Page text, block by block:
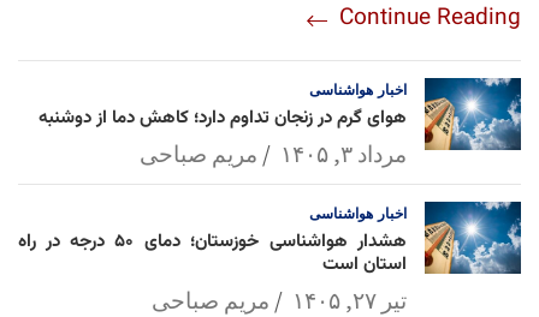
ok
Ap
p
Lin
k
l
Continue Reading
اخبار هواشناسی
هوای گرم در زنجان تداوم دارد؛ کاهش دما از دوشنبه
مرداد ۳, ۱۴۰۵ مریم صباحی
اخبار هواشناسی
هشدار هواشناسی خوزستان؛ دمای ۵۰ درجه در راه
استان است
تیر ۲۷, ۱۴۰۵ مریم صباحی